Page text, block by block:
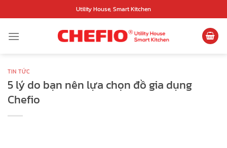
qua
nội
dung
Utility House, Smart Kitchen
TIN TỨC
5 lý do bạn nên lựa chọn đồ gia dụng
Chefio